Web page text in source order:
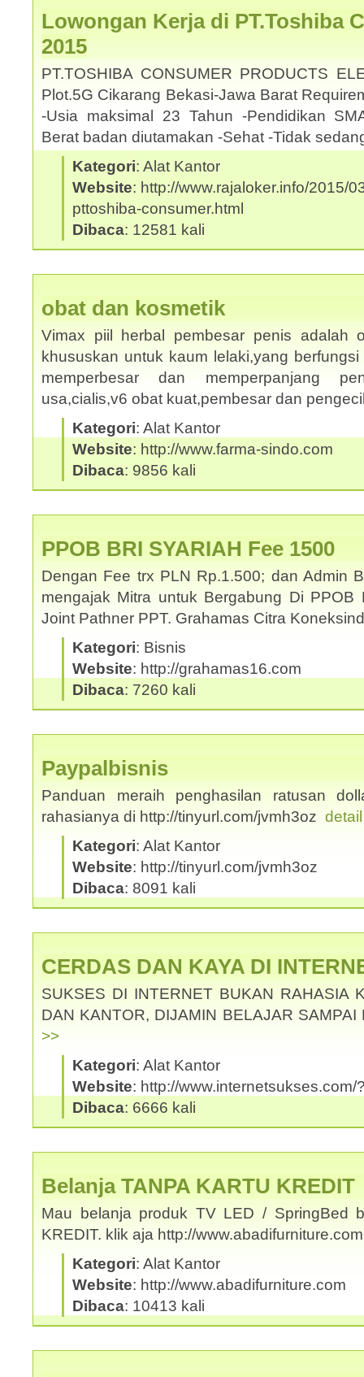
Lowongan Kerja di PT.Toshiba
2015
PT.TOSHIBA CONSUMER PRODUCTS
Plot.5G Cikarang Bekasi-Jawa Barat
-Usia maksimal 23 Tahun -Pendidikan
Berat badan diutamakan -Sehat -Tidak
Kategori: Alat Kantor
Website: http://www.rajaloker.info/2015/
pttoshiba-consumer.html
Dibaca: 12581 kali
obat dan kosmetik
Vimax piil herbal pembesar penis adalah
khususkan untuk kaum lelaki,yang
memperbesar dan memperpanjang
usa,cialis,v6 obat kuat,pembesar dan
Kategori: Alat Kantor
Website: http://www.farma-sindo.com
Dibaca: 9856 kali
PPOB BRI SYARIAH Fee 1500
Dengan Fee trx PLN Rp.1.500; dan Admin
mengajak Mitra untuk Bergabung Di PPOB
Joint Pathner PPT. Grahamas Citra
Kategori: Bisnis
Website: http://grahamas16.com
Dibaca: 7260 kali
Paypalbisnis
Panduan meraih penghasilan ratusan
rahasianya di http://tinyurl.com/jvmh3oz
Kategori: Alat Kantor
Website: http://tinyurl.com/jvmh3oz
Dibaca: 8091 kali
CERDAS DAN KAYA DI
SUKSES DI INTERNET BUKAN RAHASIA
DAN KANTOR, DIJAMIN BELAJAR
>>
Kategori: Alat Kantor
Website: http://www.internetsukses.com/
Dibaca: 6666 kali
Belanja TANPA KARTU KREDIT
Mau belanja produk TV LED / SpringBed
KREDIT. klik aja http://
Kategori: Alat Kantor
Website: http://www.abadifurniture.com
Dibaca: 10413 kali